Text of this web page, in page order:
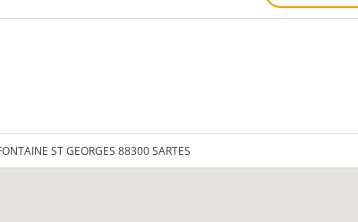
ST GEORGES 88300 SARTES